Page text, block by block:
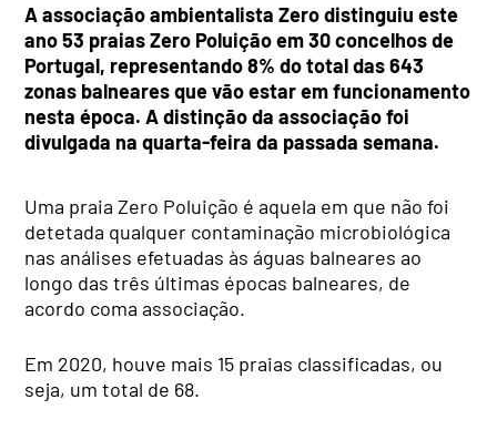
A associação ambientalista Zero distinguiu este
ano 53 praias Zero Poluição em 30 concelhos de
Portugal, representando 8% do total das 643
zonas balneares que vão estar em funcionamento
nesta época. A distinção da associação foi
divulgada na quarta-feira da passada semana.
Uma praia Zero Poluição é aquela em que não foi
detetada qualquer contaminação microbiológica
nas análises efetuadas às águas balneares ao
longo das três últimas épocas balneares, de
acordo coma associação.
Em 2020, houve mais 15 praias classificadas, ou
seja, um total de 68.